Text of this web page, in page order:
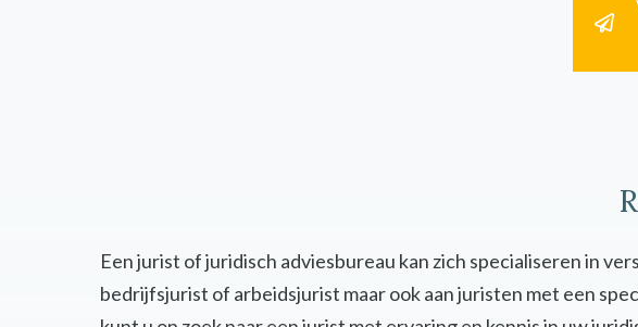
Een jurist of juridisch adviesbureau kan zich specialiseren in
bedrijfsjurist of arbeidsjurist maar ook aan juristen met een